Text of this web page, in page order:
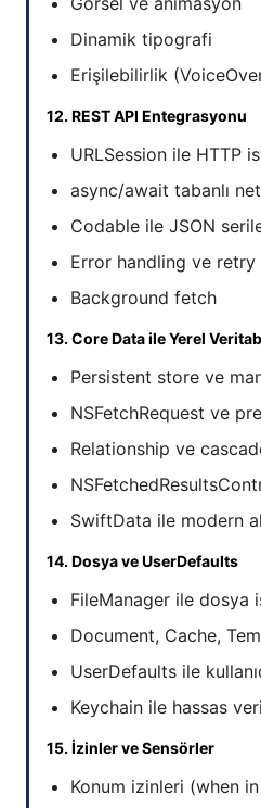
Dinamik tipografi
Erişilebilirlik
12. REST API Entegrasyonu
URLSession ile HTTP
async/await tabanlı
Codable ile JSON
Error handling ve retry
Background fetch
13. Core Data ile Yerel
Persistent store ve
NSFetchRequest ve
Relationship ve
SwiftData ile modern
14. Dosya ve UserDefaults
FileManager ile dosya
Document, Cache,
UserDefaults ile
Keychain ile hassas
15. İzinler ve Sensörler
Konum izinleri (when